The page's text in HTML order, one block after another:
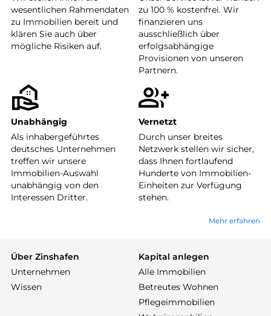
wesentlichen Rahmendaten
zu Immobilien bereit und
klären Sie auch über
mögliche Risiken auf.
zu 100 % kostenfrei. Wir
finanzieren uns
ausschließlich über
erfolgsabhängige
Provisionen von unseren
Partnern.
Unabhängig
Als inhabergeführtes
deutsches Unternehmen
treffen wir unsere
Immobilien-Auswahl
unabhängig von den
Interessen Dritter.
Vernetzt
Durch unser breites
Netzwerk stellen wir sicher,
dass Ihnen fortlaufend
Hunderte von Immobilien-
Einheiten zur Verfügung
stehen.
Mehr erfahren
Über Zinshafen
Unternehmen
Wissen
Kapital anlegen
Alle Immobilien
Betreutes Wohnen
Pflegeimmobilien